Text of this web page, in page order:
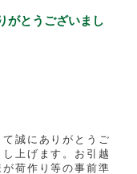
がとうございまし
誠にありがとうご
上げます。お引越
荷作り等の事前準